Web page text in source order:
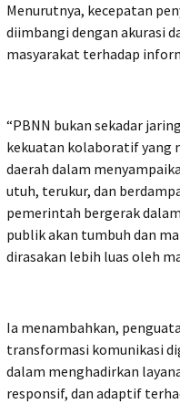
Menurutnya, kecepatan
diimbangi dengan akurasi
masyarakat terhadap
“PBNN bukan sekadar
kekuatan kolaboratif yang
daerah dalam
utuh, terukur, dan
pemerintah bergerak
publik akan tumbuh dan
dirasakan lebih luas oleh
Ia menambahkan,
transformasi komunikasi
dalam menghadirkan
responsif, dan adaptif